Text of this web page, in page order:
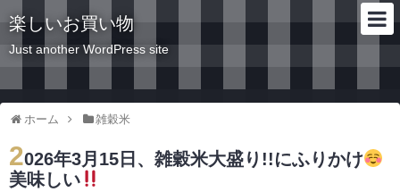
楽しいお買い物
Just another WordPress site
ホーム 雑穀米
2026年3月15日、雑穀米大盛り!!にふりかけ
美味しい